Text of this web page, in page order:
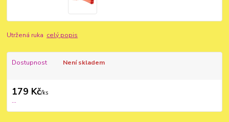
Utržená ruka celý popis
Dostupnost Není skladem
179 Kč/ks
...